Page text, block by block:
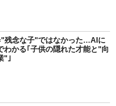
残念な子"ではなかった…AIに
わかる｢子供の隠れた才能と"向
"｣